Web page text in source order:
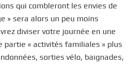
qui combleront les envies de
» sera alors un peu moins
diviser votre journée en une
partie « activités familiales » plus
sorties vélo, baignades,